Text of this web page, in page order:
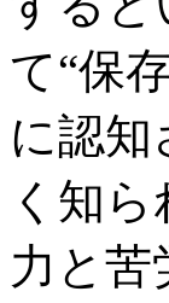
て“保
に認
く知
力と